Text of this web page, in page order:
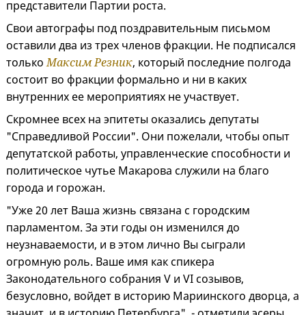
представители Партии роста.
Свои автографы под поздравительным письмом
оставили два из трех членов фракции. Не подписался
толькоМаксим Резник, который последние полгода
состоит во фракции формально и ни в каких
внутренних ее мероприятиях не участвует.
Скромнее всех на эпитеты оказались депутаты
"Справедливой России". Они пожелали, чтобы опыт
депутатской работы, управленческие способности и
политическое чутье Макарова служили на благо
города и горожан.
"Уже 20 лет Ваша жизнь связана с городским
парламентом. За эти годы он изменился до
неузнаваемости, и в этом лично Вы сыграли
огромную роль. Ваше имя как спикера
Законодательного собрания V и VI созывов,
безусловно, войдет в историю Мариинского дворца, а